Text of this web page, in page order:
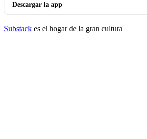
Descargar la app
Substack es el hogar de la gran cultura